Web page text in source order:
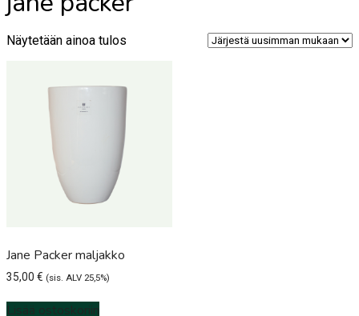
Näytetään ainoa tulos
Jane Packer maljakko
35,00 € (sis. ALV 25,5%)
Lisää ostoskoriin